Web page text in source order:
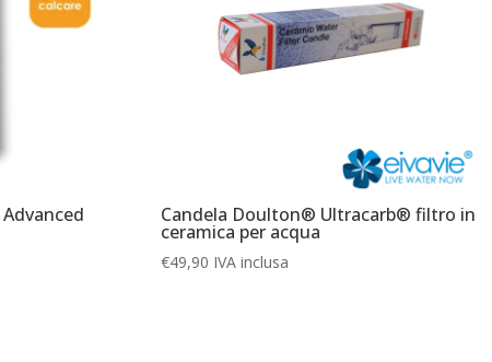
Candela Doulton® Ultracarb® filtro in
ceramica per acqua
€49,90 IVA inclusa